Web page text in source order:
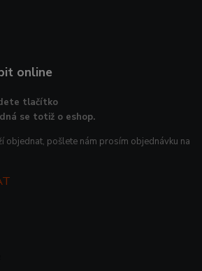
online
tlačítko
se totiž o eshop.
objednat, pošlete nám prosím objednávku na